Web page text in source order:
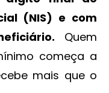
(NIS) e com
Quem
começa a
mais que o